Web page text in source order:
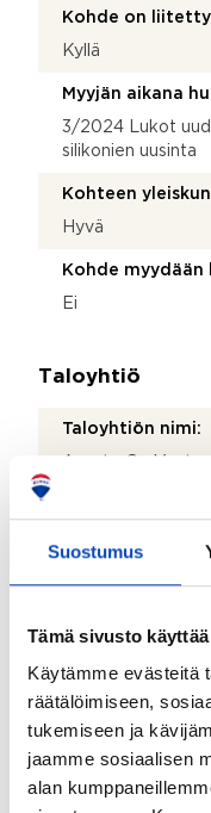
Suostumus
Tämä sivusto
Käytämme evästeitä
räätälöimiseen,
tukemiseen ja
jaamme sosiaalisen
alan
Kohde on
Kyllä
Myyjän aikana
3/2024 Lukot
silikonien uusinta
Kohteen
Hyvä
Kohde
Ei
Taloyhtiö
Taloyhtiön nimi:
Oiva Isännöinti